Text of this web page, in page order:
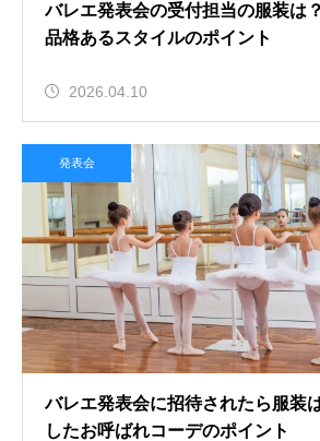
バレエ発表会の受付担当の服装は
品格あるスタイルのポイント
2026.04.10
発表会
バレエ発表会に招待されたら服装
したお呼ばれコーデのポイント